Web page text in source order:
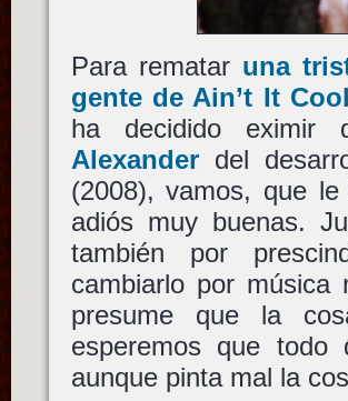
Para rematar una
gente de Ain’t It
ha decidido eximir
Alexanderdel
(2008), vamos, que
adiós muy buenas.
también por
cambiarlo por música
presume que la
esperemos que
aunque pinta mal la